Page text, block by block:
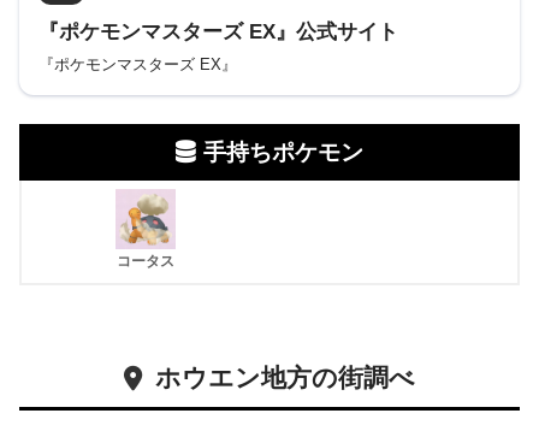
『ポケモンマスターズ EX』公式サイト
『ポケモンマスターズ EX』
手持ちポケモン
コータス
ホウエン地方の街調べ